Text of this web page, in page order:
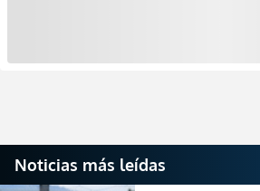
Noticias más leídas